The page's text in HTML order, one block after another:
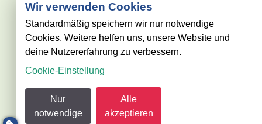
Alle Angaben ohne Gewähr. Es gelten die aktuellen
Reisebestimmungen des jeweiligen
Reiseveranstalters
@ club-urlaub.de - powered by Reisezentrum Becker
GmbH
Wir verwenden Cookies
Standardmäßig speichern wir nur notwendige
Cookies. Weitere helfen uns, unsere Website und
deine Nutzererfahrung zu verbessern.
Cookie-Einstellung
Nur
notwendige
Alle
akzeptieren